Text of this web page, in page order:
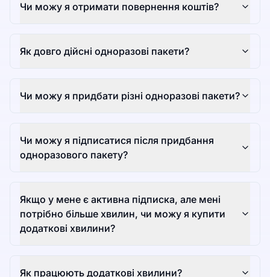
Чи можу я отримати повернення коштів?
Як довго дійсні одноразові пакети?
Чи можу я придбати різні одноразові пакети?
Чи можу я підписатися після придбання
одноразового пакету?
Якщо у мене є активна підписка, але мені
потрібно більше хвилин, чи можу я купити
додаткові хвилини?
Як працюють додаткові хвилини?